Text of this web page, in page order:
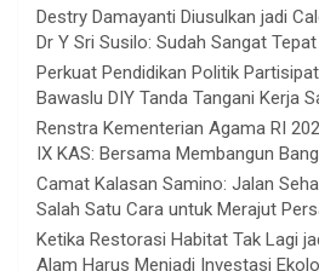
Destry Damayanti Diusulkan jadi
Dr Y Sri Susilo: Sudah Sangat Tepat
Perkuat Pendidikan Politik
Bawaslu DIY Tanda Tangani Kerja
Renstra Kementerian Agama RI
IX KAS: Bersama Membangun
Camat Kalasan Samino: Jalan
Salah Satu Cara untuk Merajut
Ketika Restorasi Habitat Tak Lagi
Alam Harus Menjadi Investasi